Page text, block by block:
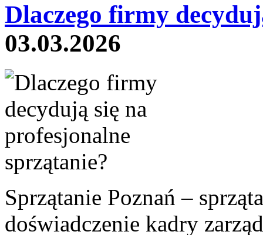
Dlaczego firmy
03.03.2026
Sprzątanie Poznań –
doświadczenie kadry